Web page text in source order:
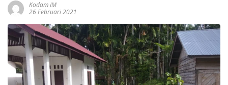
Kodam IM
26 Februari 2021